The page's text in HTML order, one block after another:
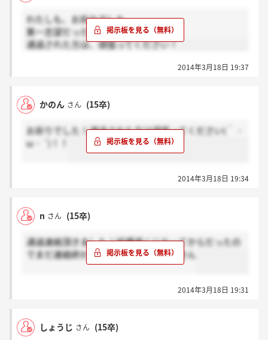
わたしも、お祈りでした。
第一志望だったので、つらいです…。
通過された方は、頑張ってください！
2014年3月18日 19:37
かのん さん (15卒)
お祈りでした！通過された方は頑張ってください(｀・
ω・´)！！
2014年3月18日 19:34
n さん (15卒)
通過連絡頂きました！結構遅くになってからだったの
でまだ連絡終わってないのかもしれません
2014年3月18日 19:31
しょうじ さん (15卒)